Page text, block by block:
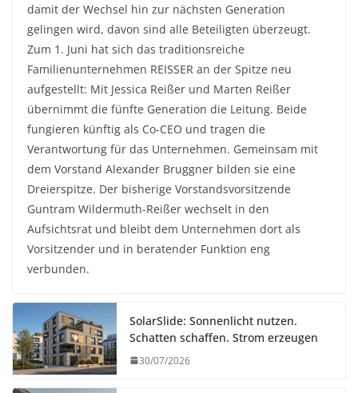
damit der Wechsel hin zur nächsten Generation
gelingen wird, davon sind alle Beteiligten überzeugt.
Zum 1. Juni hat sich das traditionsreiche
Familienunternehmen REISSER an der Spitze neu
aufgestellt: Mit Jessica Reißer und Marten Reißer
übernimmt die fünfte Generation die Leitung. Beide
fungieren künftig als Co-CEO und tragen die
Verantwortung für das Unternehmen. Gemeinsam mit
dem Vorstand Alexander Bruggner bilden sie eine
Dreierspitze. Der bisherige Vorstandsvorsitzende
Guntram Wildermuth-Reißer wechselt in den
Aufsichtsrat und bleibt dem Unternehmen dort als
Vorsitzender und in beratender Funktion eng
verbunden.
SolarSlide: Sonnenlicht nutzen.
Schatten schaffen. Strom erzeugen
30/07/2026